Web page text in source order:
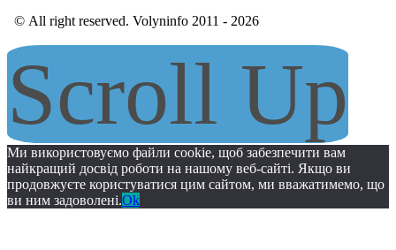
© All right reserved. Volyninfo 2011 - 2026
Scroll Up
Ми використовуємо файли cookie, щоб забезпечити вам
найкращий досвід роботи на нашому веб-сайті. Якщо ви
продовжуєте користуватися цим сайтом, ми вважатимемо, що
ви ним задоволені.Ok